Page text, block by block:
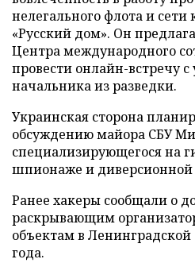
нелегального флота и
«Русский дом». Он
Центра международного
провести онлайн-встречу с
начальника из разведки.
Украинская сторона
обсуждению майора СБУ
специализирующегося на
шпионаже и диверсионной
Ранее хакеры сообщали о
раскрывающим
объектам в Ленинградской
года.